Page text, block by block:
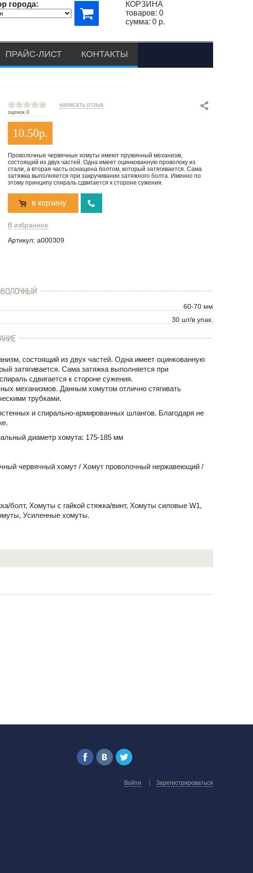
города:
КОРЗИНА
товаров: 0
сумма: 0 р.
ПРАЙС-ЛИСТ КОНТАКТЫ
оценок 0
написать отзыв
10.50р.
Проволочные червячные хомуты имеют пружинный механизм,
состоящий из двух частей. Одна имеет оцинкованную проволоку из
стали, а вторая часть оснащена болтом, который затягивается. Сама
затяжка выполняется при закручивании затяжного болта. Именно по
этому принципу спираль сдвигается к стороне сужения.
в корзину
В избранное
Артикул: a000309
60-70 мм
30 шт/в упак.
состоящий из двух частей. Одна имеет оцинкованную
затягивается. Сама затяжка выполняется при
сдвигается к стороне сужения.
механизмов. Данным хомутом отлично стягивать
трубками.
и спирально-армированных шлангов. Благодаря не
диаметр хомута: 175-185 мм
червячный хомут / Хомут проволочный нержавеющий /
болт, Хомуты с гайкой стяжка/винт, Хомуты силовые W1,
Усиленные хомуты.
Войти Зарегистрироваться